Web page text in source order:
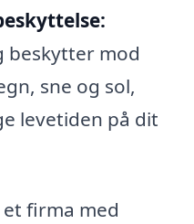
beskytter mod
sne og sol,
levetiden på dit
firma med